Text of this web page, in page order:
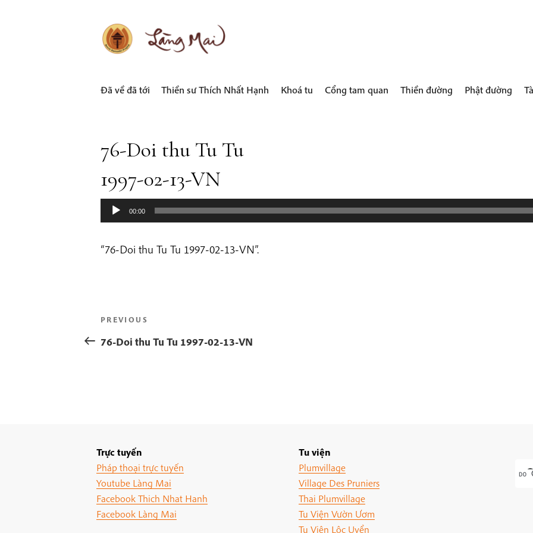
LÀNG MAI
Đã về đã tới Thiền sư Thích Nhất Hạnh Khoá tu Cổng tam quan Thiền đường Phật đường
76-Doi thu Tu Tu
1997-02-13-VN
00:00
“76-Doi thu Tu Tu 1997-02-13-VN”.
Post
navigation
Previous
Post
PREVIOUS
76-Doi thu Tu Tu 1997-02-13-VN
Trực tuyến
Pháp thoại trực tuyến
Youtube Làng Mai
Facebook Thich Nhat Hanh
Facebook Làng Mai
Tu viện
Plumvillage
Village Des Pruniers
Thai Plumvillage
Tu Viện Vườn Ươm
Tu Viện Lộc Uyển